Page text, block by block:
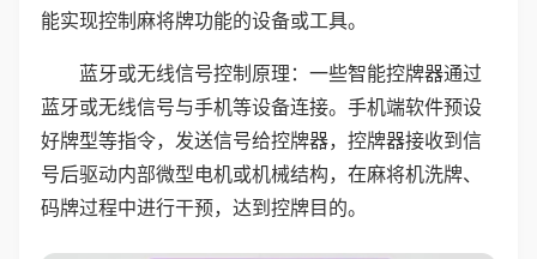
能实现控制麻将牌功能的设备或工具。
蓝牙或无线信号控制原理：一些智能控牌器通过
蓝牙或无线信号与手机等设备连接。手机端软件预设
好牌型等指令，发送信号给控牌器，控牌器接收到信
号后驱动内部微型电机或机械结构，在麻将机洗牌、
码牌过程中进行干预，达到控牌目的。